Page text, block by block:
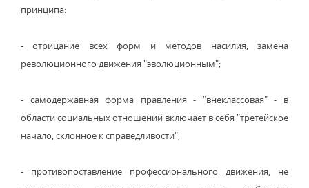
принципа:
- отрицание всех форм и методов насилия, замена
революционного движения "эволюционным";
- самодержавная форма правления - "внеклассовая" - в
области социальных отношений включает в себя "третейское
начало, склонное к справедливости";
- противопоставление профессионального движения, не